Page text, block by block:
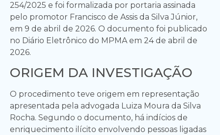
254/2025 e foi formalizada por portaria assinada
pelo promotor Francisco de Assis da Silva Júnior,
em 9 de abril de 2026. O documento foi publicado
no Diário Eletrônico do MPMA em 24 de abril de
2026.
ORIGEM DA INVESTIGAÇÃO
O procedimento teve origem em representação
apresentada pela advogada Luiza Moura da Silva
Rocha. Segundo o documento, há indícios de
enriquecimento ilícito envolvendo pessoas ligadas